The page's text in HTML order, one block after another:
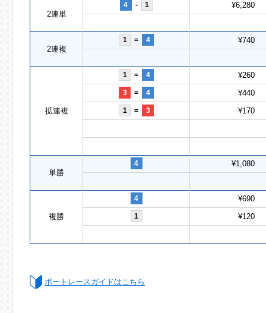
2連単
4 - 1 ¥6,280
2連複
1 = 4 ¥740
拡連複
1 = 4 ¥260
3 = 4 ¥440
1 = 3 ¥170
単勝
4 ¥1,080
複勝
4 ¥690
1 ¥120
ボートレースガイドはこちら